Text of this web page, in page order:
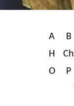
A B
H
Ch
O
P